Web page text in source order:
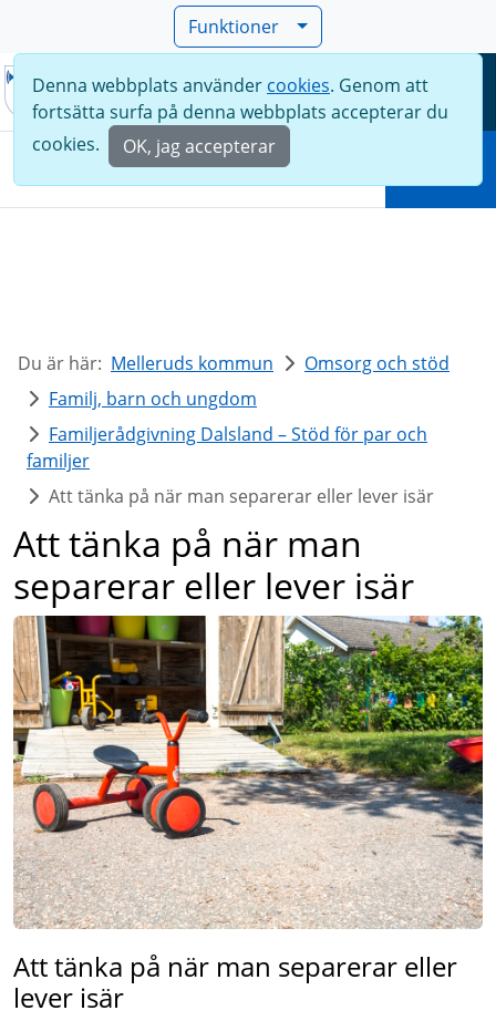
Funktioner
Meny
Denna webbplats använder cookies. Genom att
fortsätta surfa på denna webbplats accepterar du
cookies.
OK, jag accepterar
Du är här: Melleruds kommun
Omsorg och stöd
Familj, barn och ungdom
Familjerådgivning Dalsland – Stöd för par och
familjer
Att tänka på när man separerar eller lever isär
Att tänka på när man
separerar eller lever isär
Att tänka på när man separerar eller
lever isär